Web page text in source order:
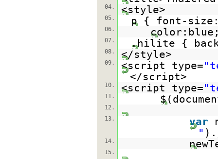
04. <style>
05. p { font-
06.
07. .hilite {
08. </style>
09. <script type=
</script>
10. <script type=
11.
12.
13.
var
"
14.
15.